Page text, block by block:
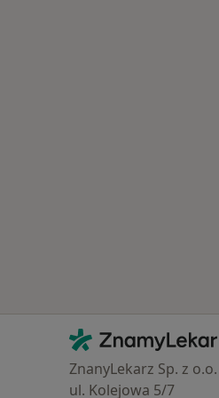
Kontakt
ZnamyLekar - Hlavní stránka
ZnanyLekarz Sp. z o.o.
ul. Kolejowa 5/7